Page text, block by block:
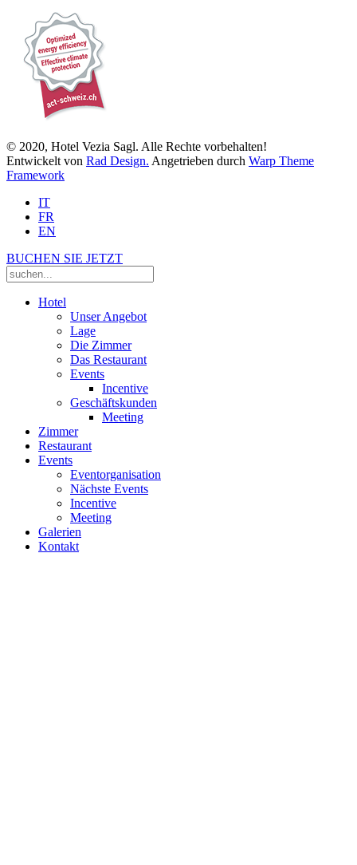
© 2020, Hotel Vezia Sagl. Alle Rechte vorbehalten!
Entwickelt von Rad Design. Angetrieben durch Warp Theme
Framework
IT
FR
EN
BUCHEN SIE JETZT
Hotel
Unser Angebot
Lage
Die Zimmer
Das Restaurant
Events
Incentive
Geschäftskunden
Meeting
Zimmer
Restaurant
Events
Eventorganisation
Nächste Events
Incentive
Meeting
Galerien
Kontakt